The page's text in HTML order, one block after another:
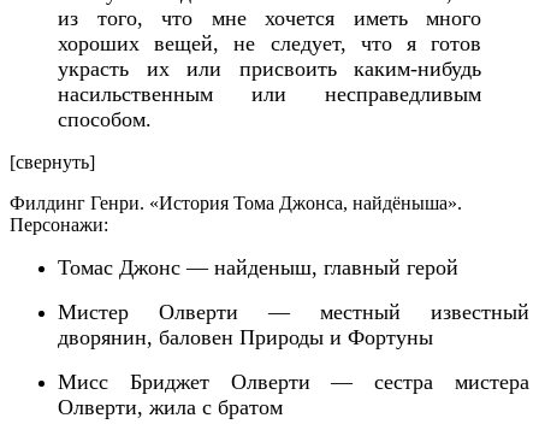
из того, что мне хочется иметь много
хороших вещей, не следует, что я готов
украсть их или присвоить каким-нибудь
насильственным или несправедливым
способом.
[свернуть]
Филдинг Генри. «История Тома Джонса, найдёныша».
Персонажи:
Томас Джонс — найденыш, главный герой
Мистер Олверти — местный известный
дворянин, баловен Природы и Фортуны
Мисс Бриджет Олверти — сестра мистера
Олверти, жила с братом